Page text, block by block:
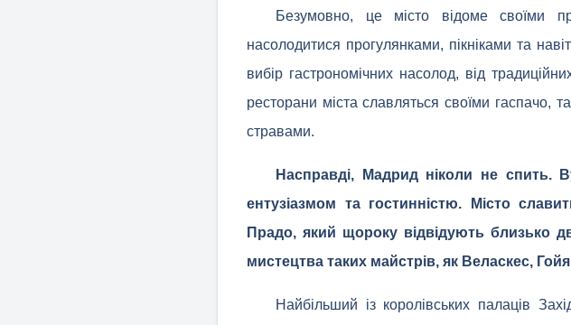
Безумовно, це місто відоме своїми
насолодитися прогулянками, пікніками та
вибір гастрономічних насолод, від
ресторани міста славляться своїми
стравами.
Насправді, Мадрид ніколи не спить.
ентузіазмом та гостинністю. Місто
Прадо, який щороку відвідують близько
мистецтва таких майстрів, як Веласкес,
Найбільший із королівських палаців